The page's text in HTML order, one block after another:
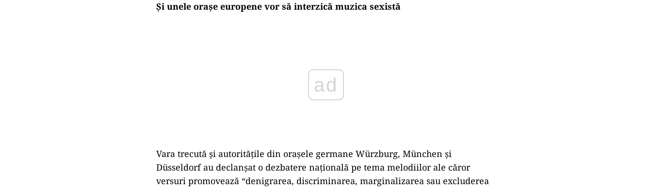
Şi unele oraşe europene vor să interzică muzica sexistă
ad
Vara trecută şi autoritățile din orașele germane Würzburg, München și
Düsseldorf au declanșat o dezbatere națională pe tema melodiilor ale căror
versuri promovează “denigrarea, discriminarea, marginalizarea sau excluderea